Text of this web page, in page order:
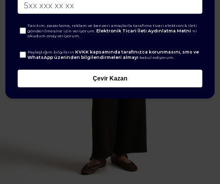
Tanıtım, pazarlama, reklam ve benzeri amaçlarla tarafıma ticari elektronik ileti
gönderilmesine izin veriyorum.Elektronik Ticari İleti Aydınlatma Metni 'ni
okudum onay veriyorum.
Paylaştığım bilgilerinKVKK kapsamında tarafınızca korunmasını, sms ve
WhatsApp üzerinden bilgilendirmeleri almayı kabul ediyorum.
Çevir Kazan